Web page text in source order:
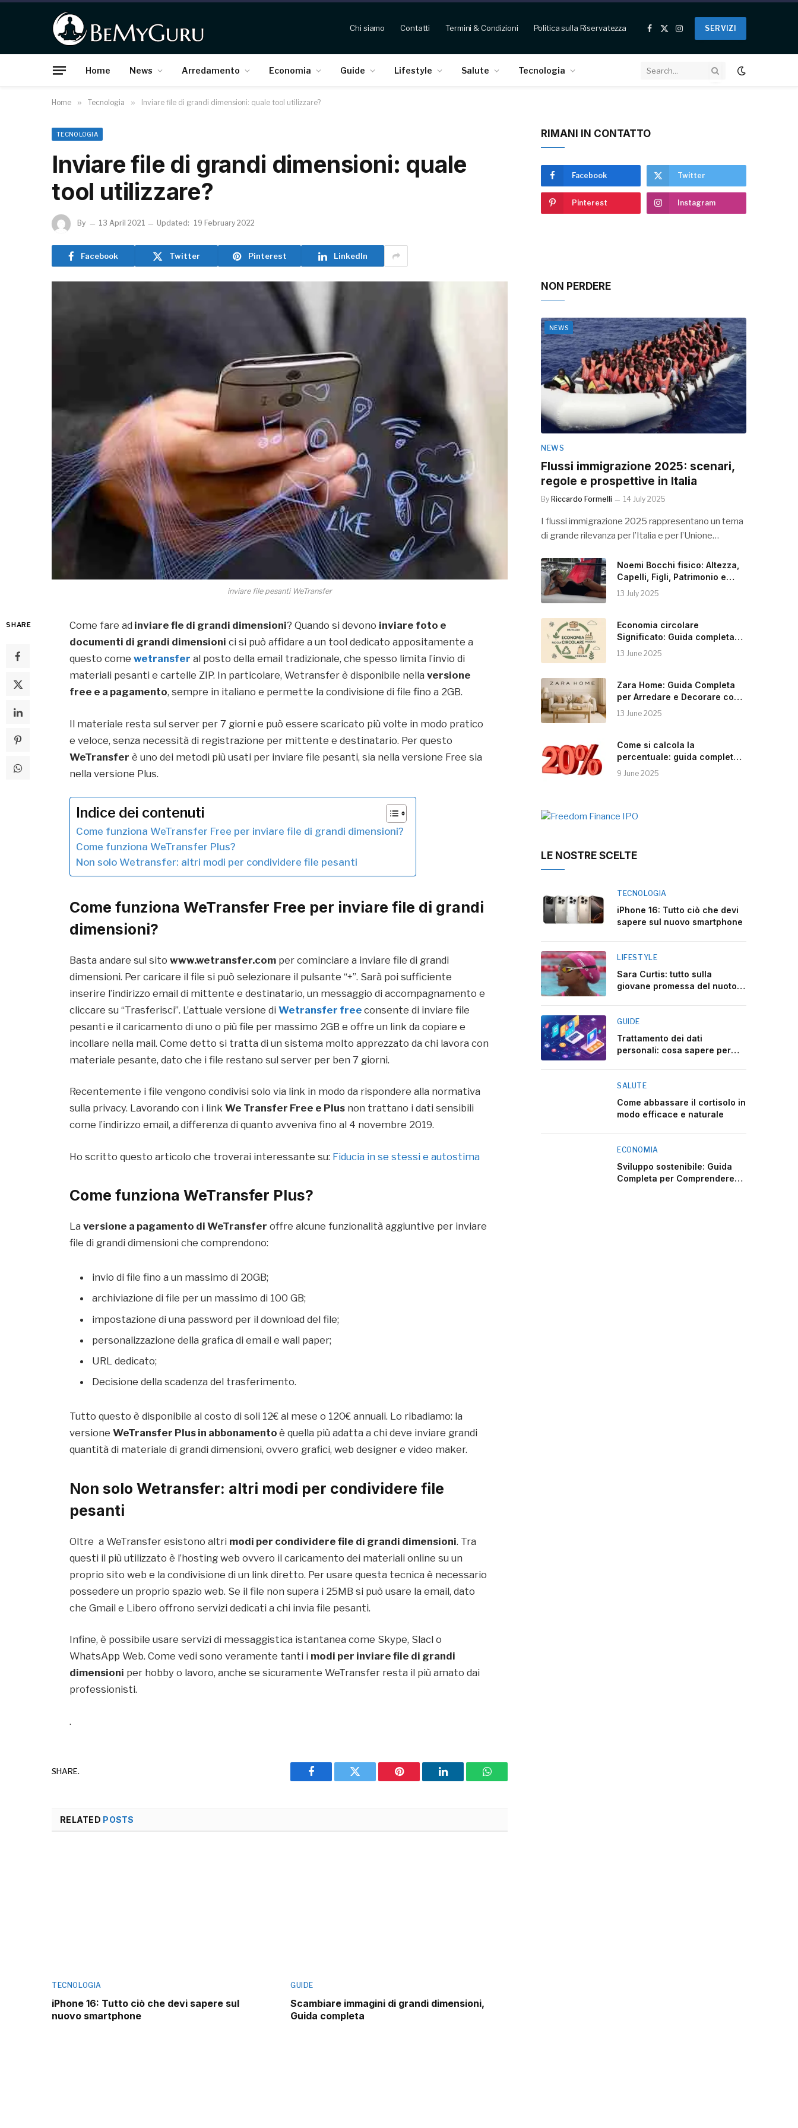
Chi siamo Contatti Termini & Condizioni Politica sulla Riservatezza
Facebook
X
Instagram
SERVIZI
Home News Arredamento Economia Guide Lifestyle Salute Tecnologia
Home » Tecnologia » Inviare file di grandi dimensioni: quale tool utilizzare?
TECNOLOGIA
Inviare file di grandi dimensioni: quale
tool utilizzare?
By 13 April 2021 Updated: 19 February 2022
Facebook Twitter Pinterest LinkedIn
inviare file pesanti WeTransfer
SHARE Come fare ad inviare fle di grandi dimensioni? Quando si devono inviare foto e
documenti di grandi dimensioni ci si può affidare a un tool dedicato appositamente a
questo comewetransfer al posto della email tradizionale, che spesso limita l’invio di
materiali pesanti e cartelle ZIP. In particolare, Wetransfer è disponibile nellaversione
free e a pagamento, sempre in italiano e permette la condivisione di file fino a 2GB.
Il materiale resta sul server per 7 giorni e può essere scaricato più volte in modo pratico
e veloce, senza necessità di registrazione per mittente e destinatario. Per questo
WeTransfer è uno dei metodi più usati per inviare file pesanti, sia nella versione Free sia
nella versione Plus.
Indice dei contenuti
Come funziona WeTransfer Free per inviare file di grandi dimensioni?
Come funziona WeTransfer Plus?
Non solo Wetransfer: altri modi per condividere file pesanti
Come funziona WeTransfer Free per inviare file di grandi
dimensioni?
Basta andare sul sitowww.wetransfer.com per cominciare a inviare file di grandi
dimensioni. Per caricare il file si può selezionare il pulsante “+”. Sarà poi sufficiente
inserire l’indirizzo email di mittente e destinatario, un messaggio di accompagnamento e
cliccare su “Trasferisci”. L’attuale versione diWetransfer free consente di inviare file
pesanti e il caricamento di uno o più file per massimo 2GB e offre un link da copiare e
incollare nella mail. Come detto si tratta di un sistema molto apprezzato da chi lavora con
materiale pesante, dato che i file restano sul server per ben 7 giorni.
Recentemente i file vengono condivisi solo via link in modo da rispondere alla normativa
sulla privacy. Lavorando con i linkWe Transfer Free e Plus non trattano i dati sensibili
come l’indirizzo email, a differenza di quanto avveniva fino al 4 novembre 2019.
Ho scritto questo articolo che troverai interessante su: Fiducia in se stessi e autostima
Come funziona WeTransfer Plus?
Laversione a pagamento di WeTransfer offre alcune funzionalità aggiuntive per inviare
file di grandi dimensioni che comprendono:
invio di file fino a un massimo di 20GB;
archiviazione di file per un massimo di 100 GB;
impostazione di una password per il download del file;
personalizzazione della grafica di email e wall paper;
URL dedicato;
Decisione della scadenza del trasferimento.
Tutto questo è disponibile al costo di soli 12€ al mese o 120€ annuali. Lo ribadiamo: la
versioneWeTransfer Plus in abbonamentoè quella più adatta a chi deve inviare grandi
quantità di materiale di grandi dimensioni, ovvero grafici, web designer e video maker.
Non solo Wetransfer: altri modi per condividere file
pesanti
Oltre a WeTransfer esistono altri modi per condividere file di grandi dimensioni. Tra
questi il più utilizzato è l’hosting web ovvero il caricamento dei materiali online su un
proprio sito web e la condivisione di un link diretto. Per usare questa tecnica è necessario
possedere un proprio spazio web. Se il file non supera i 25MB si può usare la email, dato
che Gmail e Libero offrono servizi dedicati a chi invia file pesanti.
Infine, è possibile usare servizi di messaggistica istantanea come Skype, Slacl o
WhatsApp Web. Come vedi sono veramente tanti i modi per inviare file di grandi
dimensioni per hobby o lavoro, anche se sicuramente WeTransfer resta il più amato dai
professionisti.
.
SHARE.
Facebook Twitter Pinterest LinkedIn WhatsApp
RELATED POSTS
TECNOLOGIA
iPhone 16: Tutto ciò che devi sapere sul
nuovo smartphone
GUIDE
Scambiare immagini di grandi dimensioni,
Guida completa
RIMANI IN CONTATTO
Facebook Twitter
Pinterest Instagram
NON PERDERE
NEWS
NEWS
Flussi immigrazione 2025: scenari,
regole e prospettive in Italia
By Riccardo Formelli 14 July 2025
I flussi immigrazione 2025 rappresentano un tema
di grande rilevanza per l’Italia e per l’Unione…
Noemi Bocchi fisico: Altezza,
Capelli, Figli, Patrimonio e
Instagram
13 July 2025
Economia circolare
Significato: Guida completa
alla Sostenibilità
13 June 2025
Zara Home: Guida Completa
per Arredare e Decorare con
Stile
13 June 2025
Come si calcola la
percentuale: guida completa e
pratica
9 June 2025
LE NOSTRE SCELTE
TECNOLOGIA
iPhone 16: Tutto ciò che devi
sapere sul nuovo smartphone
LIFESTYLE
Sara Curtis: tutto sulla
giovane promessa del nuoto
GUIDE
Trattamento dei dati
personali: cosa sapere per
SALUTE
Come abbassare il cortisolo in
modo efficace e naturale
ECONOMIA
Sviluppo sostenibile: Guida
Completa per Comprendere